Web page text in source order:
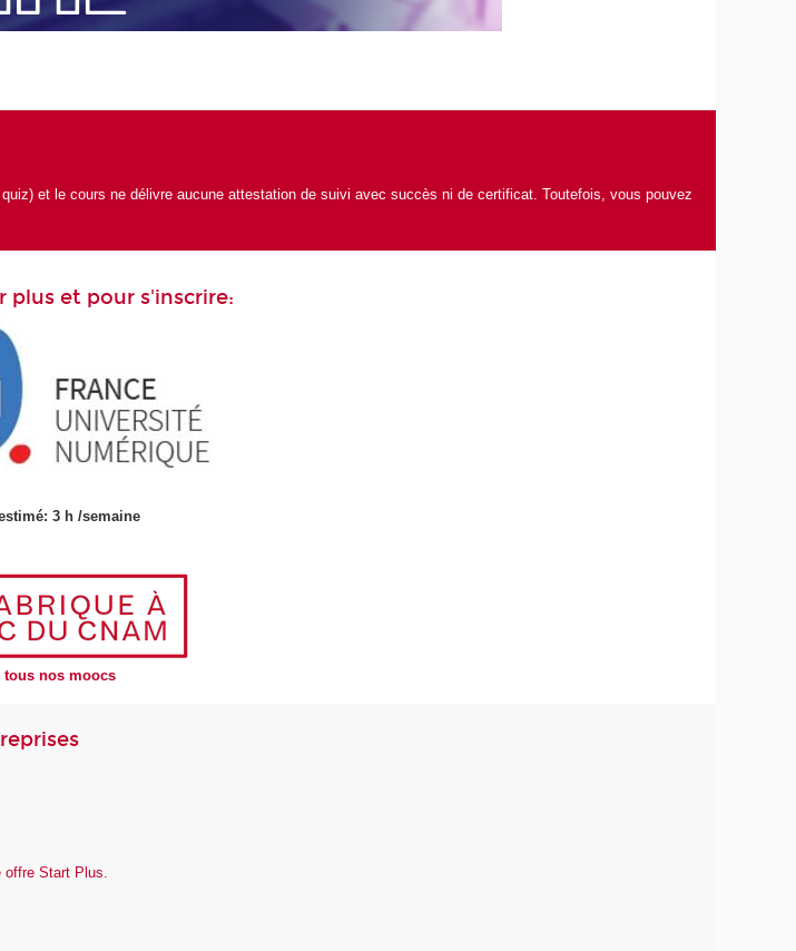
et le cours ne délivre aucune attestation de suivi avec succès ni de certificat. Toutefois, vous pouvez
plus et pour s'inscrire:
3 h /semaine
tous nos moocs
offre Start Plus.